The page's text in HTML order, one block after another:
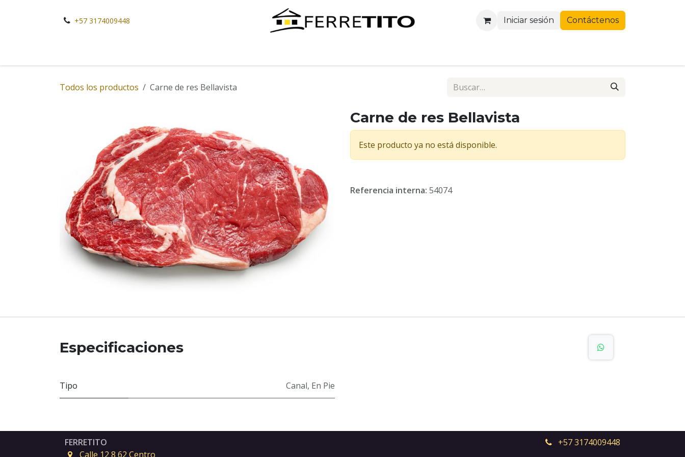
+57 3174009448
Iniciar sesión Contáctenos
Todos los productos Carne de res Bellavista
Carne de res Bellavista
Este producto ya no está disponible.
Referencia interna: 54074
Especificaciones
Tipo Canal, En Pie
FERRETITO
Calle 12 8 62 Centro
+57 3174009448